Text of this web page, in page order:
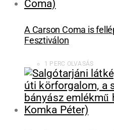
A Carson Coma is
Fesztiválon
1 PERC OLVASÁS